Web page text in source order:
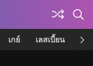
เกย์ เลสเบี้ยน เค